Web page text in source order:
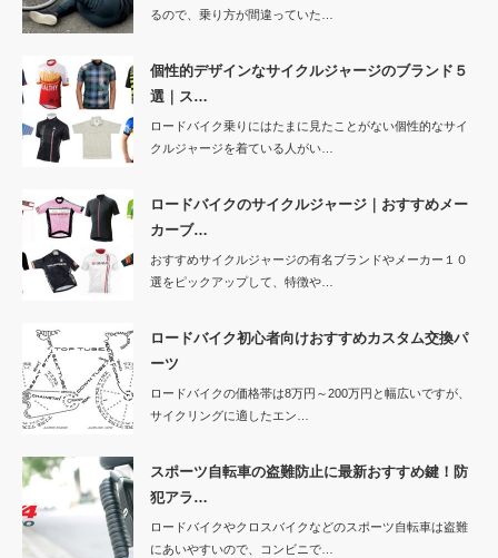
るので、乗り方が間違っていた…
個性的デザインなサイクルジャージのブランド５
選｜ス…
ロードバイク乗りにはたまに見たことがない個性的なサイ
クルジャージを着ている人がい…
ロードバイクのサイクルジャージ｜おすすめメー
カーブ…
おすすめサイクルジャージの有名ブランドやメーカー１０
選をピックアップして、特徴や…
ロードバイク初心者向けおすすめカスタム交換パ
ーツ
ロードバイクの価格帯は8万円～200万円と幅広いですが、
サイクリングに適したエン…
スポーツ自転車の盗難防止に最新おすすめ鍵！防
犯アラ…
ロードバイクやクロスバイクなどのスポーツ自転車は盗難
にあいやすいので、コンビニで…